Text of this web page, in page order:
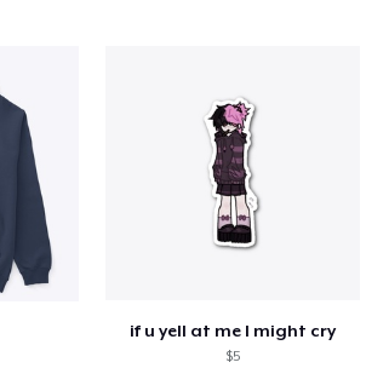
if u yell at me I might cry
$5